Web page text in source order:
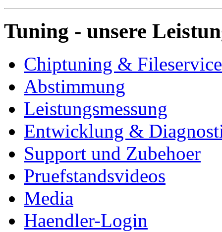
Tuning - unsere
Chiptuning & Fileservice
Abstimmung
Leistungsmessung
Entwicklung &
Support und Zubehoer
Pruefstandsvideos
Media
Haendler-Login